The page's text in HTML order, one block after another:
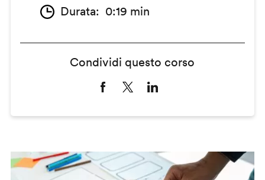
Durata 0:19 min
Condividi questo corso